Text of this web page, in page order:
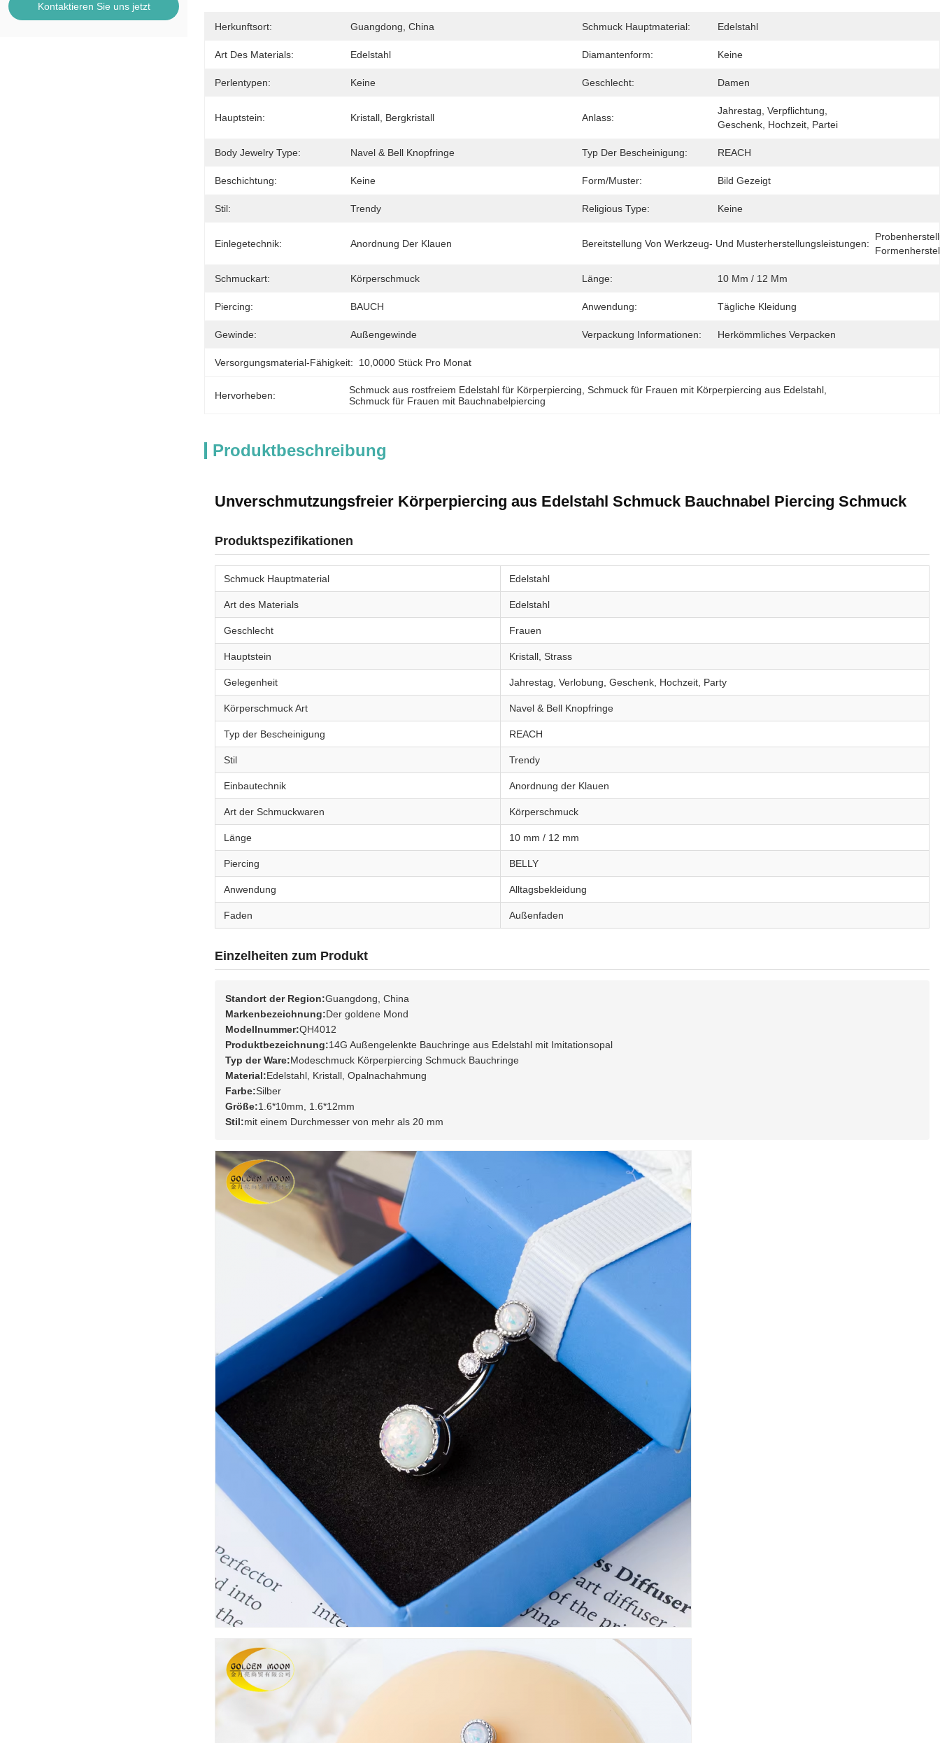
Kontaktieren Sie uns jetzt
Herkunftsort: Guangdong, China Schmuck Hauptmaterial: Edelstahl
Art Des Materials: Edelstahl Diamantenform: Keine
Perlentypen: Keine Geschlecht: Damen
Hauptstein: Kristall, Bergkristall Anlass:
Jahrestag, Verpflichtung,
Geschenk, Hochzeit, Partei
Body Jewelry Type: Navel & Bell Knopfringe Typ Der Bescheinigung: REACH
Beschichtung: Keine Form/Muster: Bild Gezeigt
Stil: Trendy Religious Type: Keine
Einlegetechnik: Anordnung Der Klauen Bereitstellung Von Werkzeug- Und Musterherstellungsleistungen:
Schmuckart: Körperschmuck Länge: 10 Mm / 12 Mm
Piercing: BAUCH Anwendung: Tägliche Kleidung
Gewinde: Außengewinde Verpackung Informationen: Herkömmliches Verpacken
Versorgungsmaterial-Fähigkeit: 10,0000 Stück Pro Monat
Hervorheben: Schmuck aus rostfreiem Edelstahl für Körperpiercing Schmuck für Frauen mit Körperpiercing aus Edelstahl
Schmuck für Frauen mit Bauchnabelpiercing
Produktbeschreibung
Unverschmutzungsfreier Körperpiercing aus Edelstahl Schmuck Bauchnabel Piercing Schmuck
Produktspezifikationen
Schmuck Hauptmaterial Edelstahl
Art des Materials Edelstahl
Geschlecht Frauen
Hauptstein Kristall, Strass
Gelegenheit Jahrestag, Verlobung, Geschenk, Hochzeit, Party
Körperschmuck Art Navel & Bell Knopfringe
Typ der Bescheinigung REACH
Stil Trendy
Einbautechnik Anordnung der Klauen
Art der Schmuckwaren Körperschmuck
Länge 10 mm / 12 mm
Piercing BELLY
Anwendung Alltagsbekleidung
Faden Außenfaden
Einzelheiten zum Produkt
Standort der Region:Guangdong, China
Markenbezeichnung:Der goldene Mond
Modellnummer:QH4012
Produktbezeichnung:14G Außengelenkte Bauchringe aus Edelstahl mit Imitationsopal
Typ der Ware:Modeschmuck Körperpiercing Schmuck Bauchringe
Material:Edelstahl, Kristall, Opalnachahmung
Farbe:Silber
Größe:1.6*10mm, 1.6*12mm
Stil:mit einem Durchmesser von mehr als 20 mm